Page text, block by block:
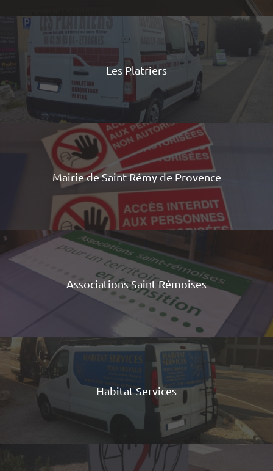
Les Platriers
Mairie de Saint-Rémy de Provence
Associations Saint-Rémoises
Habitat Services